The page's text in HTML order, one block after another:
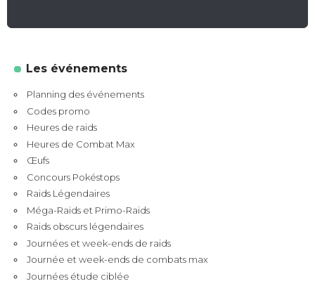
Les événements
Planning des événements
Codes promo
Heures de raids
Heures de Combat Max
Œufs
Concours Pokéstops
Raids Légendaires
Méga-Raids et Primo-Raids
Raids obscurs légendaires
Journées et week-ends de raids
Journée et week-ends de combats max
Journées étude ciblée